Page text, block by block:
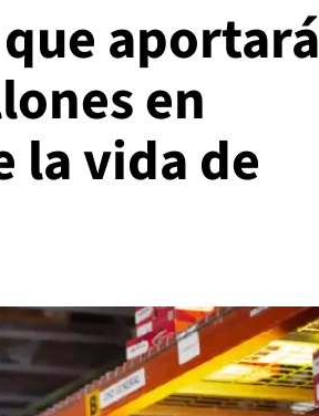
aportará
en
la vida de